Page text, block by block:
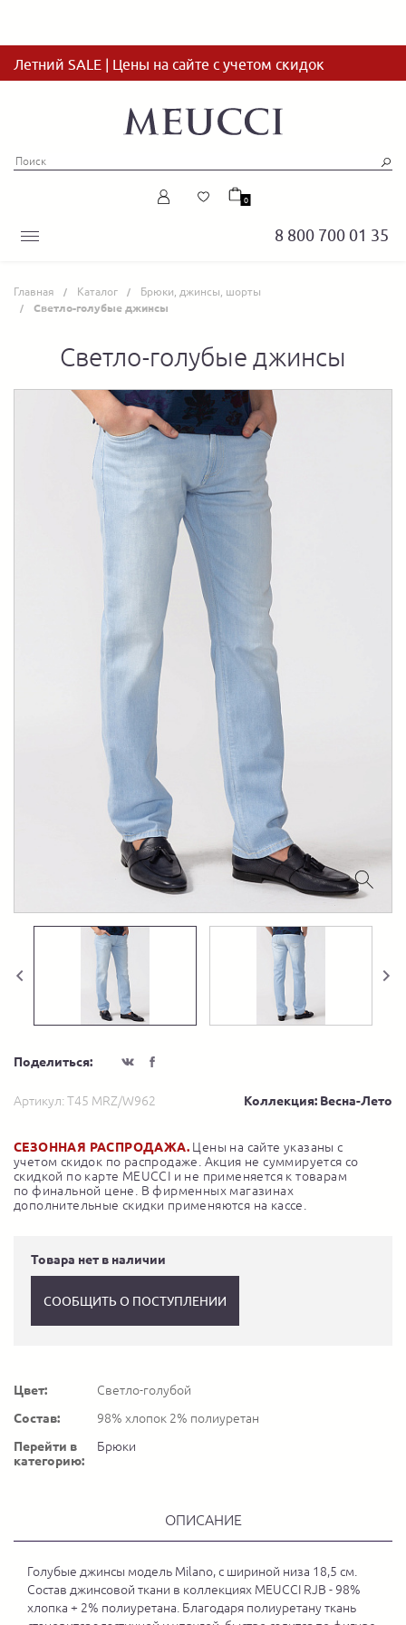
Летний SALE | Цены на сайте с учетом скидок
8 800 700 01 35
0
Главная Каталог Брюки, джинсы, шорты
Светло-голубые джинсы
Светло-голубые джинсы
Поделиться:
Артикул:T45 MRZ/W962 Коллекция: Весна-Лето
СЕЗОННАЯ РАСПРОДАЖА. Цены на сайте указаны с
учетом скидок по распродаже. Акция не суммируется со
скидкой по карте MEUCCI и не применяется к товарам
по финальной цене. В фирменных магазинах
дополнительные скидки применяются на кассе.
Товара нет в наличии
СООБЩИТЬ О ПОСТУПЛЕНИИ
Цвет:
Светло-голубой
Состав:
98% хлопок 2% полиуретан
Перейти в
категорию:
Брюки
ОПИСАНИЕ
Голубые джинсы модель Milano, с шириной низа 18,5 см.
Состав джинсовой ткани в коллекциях MEUCCI RJB - 98%
хлопка + 2% полиуретана. Благодаря полиуретану ткань